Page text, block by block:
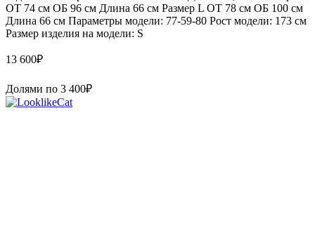
ОТ 74 см ОБ 96 см Длина 66 см Размер L ОТ 78 см ОБ 100 см
Длина 66 см Параметры модели: 77-59-80 Рост модели: 173 см
Размер изделия на модели: S
13 600₽
Долями по 3 400₽